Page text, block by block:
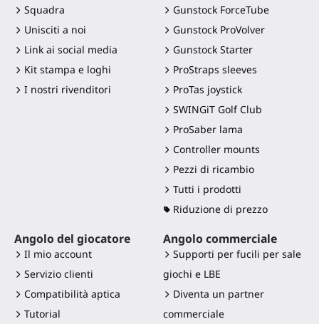
Squadra
Unisciti a noi
Link ai social media
Kit stampa e loghi
I nostri rivenditori
Gunstock ForceTube
Gunstock ProVolver
Gunstock Starter
ProStraps sleeves
ProTas joystick
SWINGiT Golf Club
ProSaber lama
Controller mounts
Pezzi di ricambio
Tutti i prodotti
Riduzione di prezzo
Angolo del giocatore
Il mio account
Servizio clienti
Compatibilità aptica
Tutorial
Angolo commerciale
Supporti per fucili per sale
giochi e LBE
Diventa un partner
commerciale